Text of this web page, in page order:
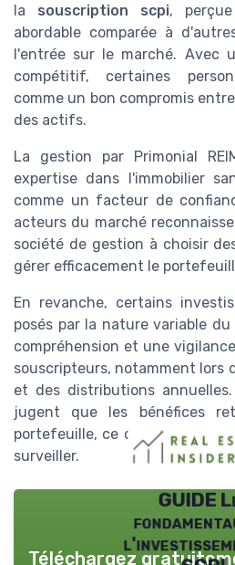
la souscription scpi,
abordable comparée à
l'entrée sur le marché. Avec
compétitif, certaines
comme un bon compromis
des actifs.
La gestion par Primonial
expertise dans l'immobilier
comme un facteur de
acteurs du marché
société de gestion à choisir
gérer efficacement le
En revanche, certains
posés par la nature variable
compréhension et une
souscripteurs, notamment lors
et des distributions
jugent que les bénéfices
portefeuille, ce qui surpasse
surveiller.
GUIDE
Téléchargez